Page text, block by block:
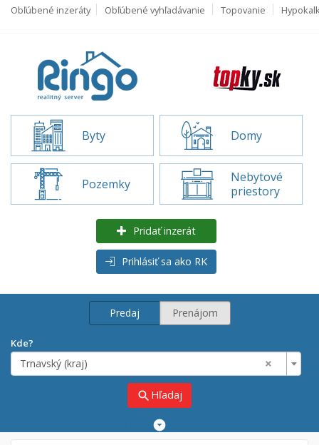
Obľúbené inzeráty Obľúbené vyhľadávanie Topovanie
Byty Domy
Pozemky
Nebytové
priestory
Pridať inzerát
Prihlásiť sa ako RK
Predaj Prenájom
Kde?
×
Trnavský (kraj)
search Hľadaj